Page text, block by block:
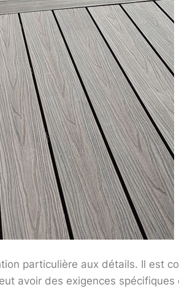
particulière aux détails. Il est
avoir des exigences spécifiques